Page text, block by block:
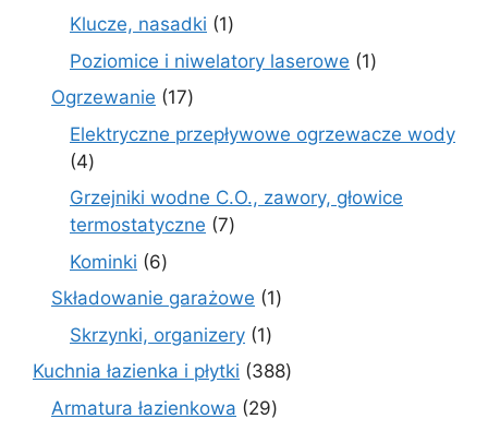
Klucze, nasadki 11
produkt
Poziomice i niwelatory laserowe 11
Ogrzewanie 1717
produktów
Elektryczne przepływowe ogrzewacze wody
44
produkty
Grzejniki wodne C.O., zawory, głowice
termostatyczne 77
Kominki 66
produktów
Składowanie garażowe 11
Skrzynki, organizery 11
produkt
Kuchnia łazienka i płytki 388388
Armatura łazienkowa 2929